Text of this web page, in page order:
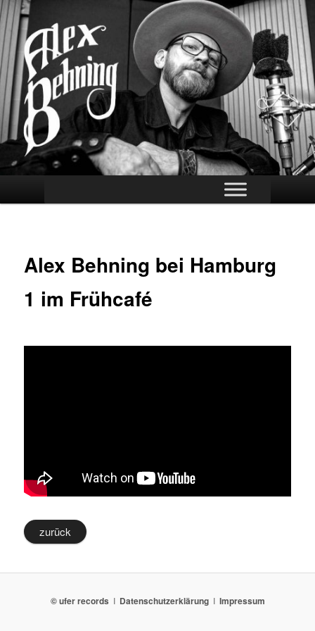
Zum
Inhalt
wechseln
Alex Behning
Offizielle Webseite des Musikers Alex Behning
Alex Behning bei Hamburg
1 im Frühcafé
zurück
© ufer records I DatenschutzerklärungI Impressum